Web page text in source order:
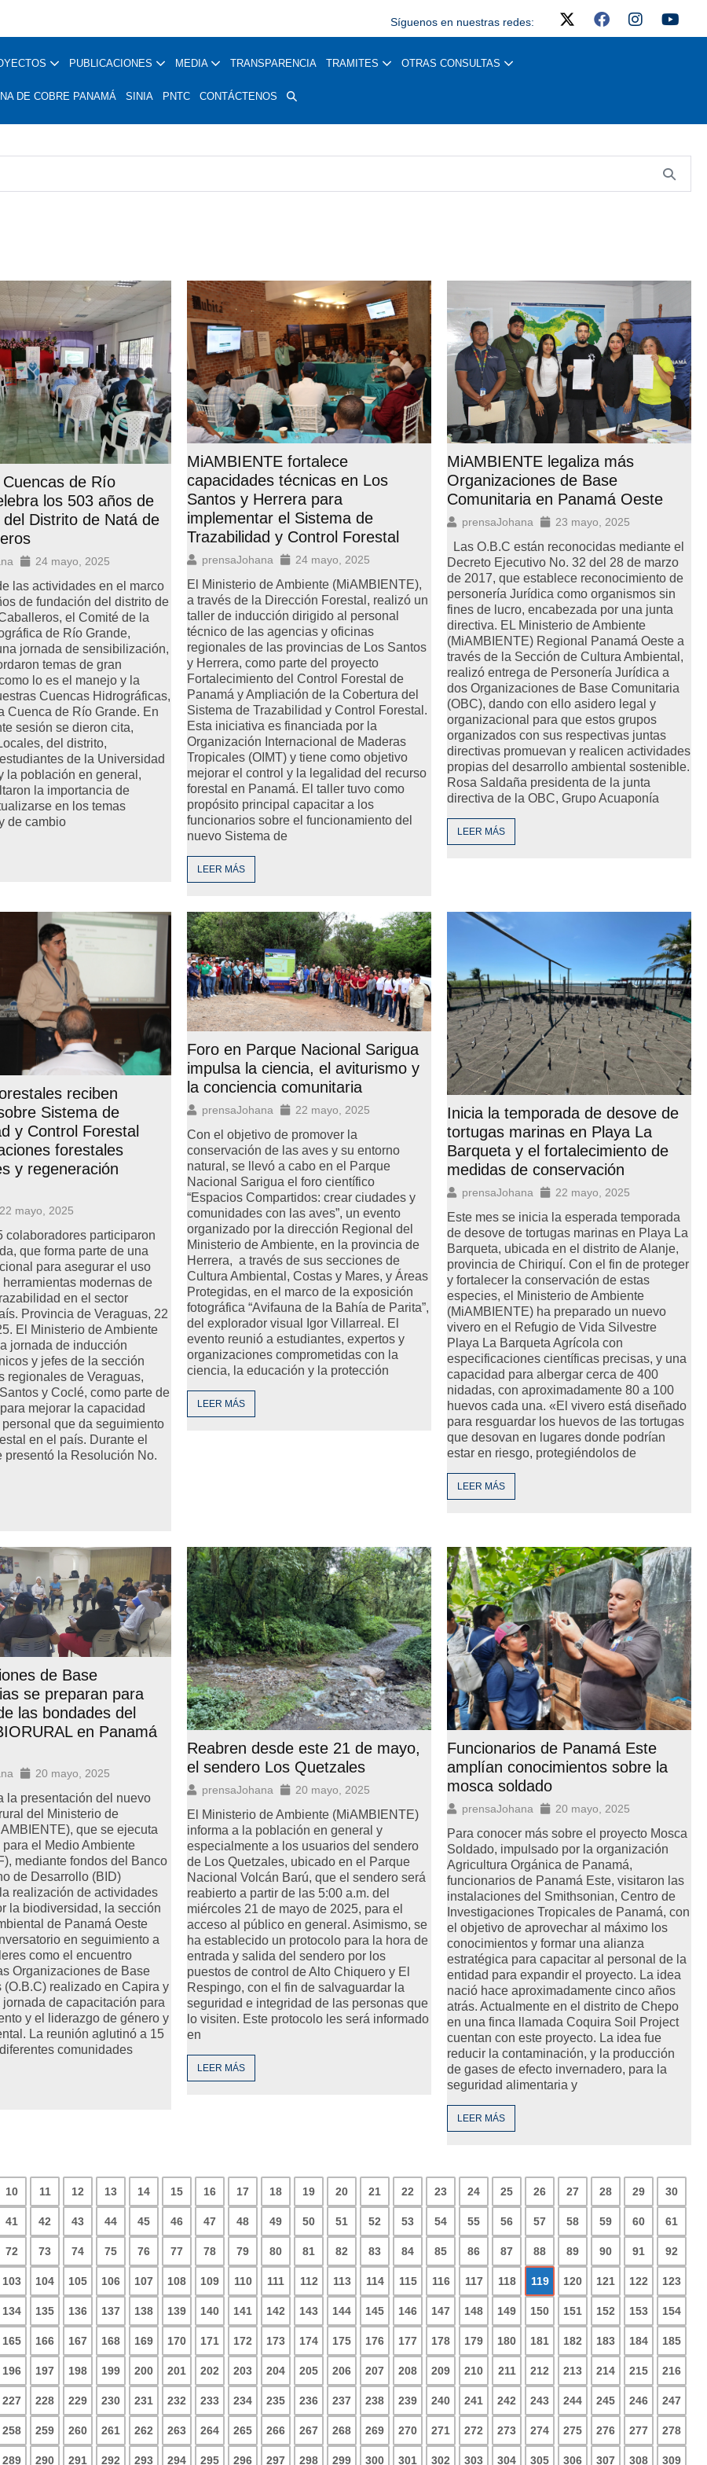
Síguenos en nuestras redes:
PUBLICACIONES MEDIA TRANSPARENCIA TRAMITES OTRAS CONSULTAS
DE COBRE PANAMÁ SINIA PNTC CONTÁCTENOS
de Río
los 503 años de
del Distrito de Natá de
24 mayo, 2025
las actividades en el marco
de fundación del distrito de
el Comité de la
de Río Grande,
jornada de sensibilización,
temas de gran
lo es el manejo y la
Cuencas Hidrográficas,
Cuenca de Río Grande. En
sesión se dieron cita,
del distrito,
de la Universidad
la población en general,
la importancia de
en los temas
de cambio
MiAMBIENTE fortalece
capacidades técnicas en Los
Santos y Herrera para
implementar el Sistema de
Trazabilidad y Control Forestal
prensaJohana 24 mayo, 2025
El Ministerio de Ambiente (MiAMBIENTE),
a través de la Dirección Forestal, realizó un
taller de inducción dirigido al personal
técnico de las agencias y oficinas
regionales de las provincias de Los Santos
y Herrera, como parte del proyecto
Fortalecimiento del Control Forestal de
Panamá y Ampliación de la Cobertura del
Sistema de Trazabilidad y Control Forestal.
Esta iniciativa es financiada por la
Organización Internacional de Maderas
Tropicales (OIMT) y tiene como objetivo
mejorar el control y la legalidad del recurso
forestal en Panamá. El taller tuvo como
propósito principal capacitar a los
funcionarios sobre el funcionamiento del
nuevo Sistema de
LEER MÁS
MiAMBIENTE legaliza más
Organizaciones de Base
Comunitaria en Panamá Oeste
prensaJohana 23 mayo, 2025
Las O.B.C están reconocidas mediante el
Decreto Ejecutivo No. 32 del 28 de marzo
de 2017, que establece reconocimiento de
personería Jurídica como organismos sin
fines de lucro, encabezada por una junta
directiva. EL Ministerio de Ambiente
(MiAMBIENTE) Regional Panamá Oeste a
través de la Sección de Cultura Ambiental,
realizó entrega de Personería Jurídica a
dos Organizaciones de Base Comunitaria
(OBC), dando con ello asidero legal y
organizacional para que estos grupos
organizados con sus respectivas juntas
directivas promuevan y realicen actividades
propias del desarrollo ambiental sostenible.
Rosa Saldaña presidenta de la junta
directiva de la OBC, Grupo Acuaponía
LEER MÁS
reciben
Sistema de
y Control Forestal
forestales
y regeneración
22 mayo, 2025
colaboradores participaron
que forma parte de una
para asegurar el uso
modernas de
en el sector
Provincia de Veraguas, 22
El Ministerio de Ambiente
jornada de inducción
y jefes de la sección
regionales de Veraguas,
y Coclé, como parte de
mejorar la capacidad
que da seguimiento
en el país. Durante el
presentó la Resolución No.
Foro en Parque Nacional Sarigua
impulsa la ciencia, el aviturismo y
la conciencia comunitaria
prensaJohana 22 mayo, 2025
Con el objetivo de promover la
conservación de las aves y su entorno
natural, se llevó a cabo en el Parque
Nacional Sarigua el foro científico
“Espacios Compartidos: crear ciudades y
comunidades con las aves”, un evento
organizado por la dirección Regional del
Ministerio de Ambiente, en la provincia de
Herrera, a través de sus secciones de
Cultura Ambiental, Costas y Mares, y Áreas
Protegidas, en el marco de la exposición
fotográfica “Avifauna de la Bahía de Parita”,
del explorador visual Igor Villarreal. El
evento reunió a estudiantes, expertos y
organizaciones comprometidas con la
ciencia, la educación y la protección
LEER MÁS
Inicia la temporada de desove de
tortugas marinas en Playa La
Barqueta y el fortalecimiento de
medidas de conservación
prensaJohana 22 mayo, 2025
Este mes se inicia la esperada temporada
de desove de tortugas marinas en Playa La
Barqueta, ubicada en el distrito de Alanje,
provincia de Chiriquí. Con el fin de proteger
y fortalecer la conservación de estas
especies, el Ministerio de Ambiente
(MiAMBIENTE) ha preparado un nuevo
vivero en el Refugio de Vida Silvestre
Playa La Barqueta Agrícola con
especificaciones científicas precisas, y una
capacidad para albergar cerca de 400
nidadas, con aproximadamente 80 a 100
huevos cada una. «El vivero está diseñado
para resguardar los huevos de las tortugas
que desovan en lugares donde podrían
estar en riesgo, protegiéndolos de
LEER MÁS
de Base
se preparan para
las bondades del
en Panamá
20 mayo, 2025
la presentación del nuevo
del Ministerio de
que se ejecuta
el Medio Ambiente
mediante fondos del Banco
de Desarrollo (BID)
realización de actividades
la biodiversidad, la sección
de Panamá Oeste
en seguimiento a
como el encuentro
Organizaciones de Base
(O.B.C) realizado en Capira y
de capacitación para
y el liderazgo de género y
La reunión aglutinó a 15
comunidades
Reabren desde este 21 de mayo,
el sendero Los Quetzales
prensaJohana 20 mayo, 2025
El Ministerio de Ambiente (MiAMBIENTE)
informa a la población en general y
especialmente a los usuarios del sendero
de Los Quetzales, ubicado en el Parque
Nacional Volcán Barú, que el sendero será
reabierto a partir de las 5:00 a.m. del
miércoles 21 de mayo de 2025, para el
acceso al público en general. Asimismo, se
ha establecido un protocolo para la hora de
entrada y salida del sendero por los
puestos de control de Alto Chiquero y El
Respingo, con el fin de salvaguardar la
seguridad e integridad de las personas que
lo visiten. Este protocolo les será informado
en
LEER MÁS
Funcionarios de Panamá Este
amplían conocimientos sobre la
mosca soldado
prensaJohana 20 mayo, 2025
Para conocer más sobre el proyecto Mosca
Soldado, impulsado por la organización
Agricultura Orgánica de Panamá,
funcionarios de Panamá Este, visitaron las
instalaciones del Smithsonian, Centro de
Investigaciones Tropicales de Panamá, con
el objetivo de aprovechar al máximo los
conocimientos y formar una alianza
estratégica para capacitar al personal de la
entidad para expandir el proyecto. La idea
nació hace aproximadamente cinco años
atrás. Actualmente en el distrito de Chepo
en una finca llamada Coquira Soil Project
cuentan con este proyecto. La idea fue
reducir la contaminación, y la producción
de gases de efecto invernadero, para la
seguridad alimentaria y
LEER MÁS
10 11 12 13 14 15 16 17 18 19 20 21 22 23 24 25 26 27 28 29 30
41 42 43 44 45 46 47 48 49 50 51 52 53 54 55 56 57 58 59 60 61
72 73 74 75 76 77 78 79 80 81 82 83 84 85 86 87 88 89 90 91 92
103 104 105 106 107 108 109 110 111 112 113 114 115 116 117 118 119 120 121 122 123
134 135 136 137 138 139 140 141 142 143 144 145 146 147 148 149 150 151 152 153 154
165 166 167 168 169 170 171 172 173 174 175 176 177 178 179 180 181 182 183 184 185
196 197 198 199 200 201 202 203 204 205 206 207 208 209 210 211 212 213 214 215 216
227 228 229 230 231 232 233 234 235 236 237 238 239 240 241 242 243 244 245 246 247
258 259 260 261 262 263 264 265 266 267 268 269 270 271 272 273 274 275 276 277 278
289 290 291 292 293 294 295 296 297 298 299 300 301 302 303 304 305 306 307 308 309